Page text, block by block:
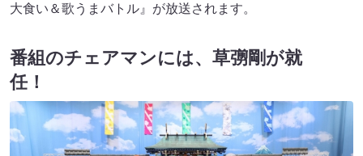
大食い＆歌うまバトル』が放送されます。
番組のチェアマンには、草彅剛が就
任！